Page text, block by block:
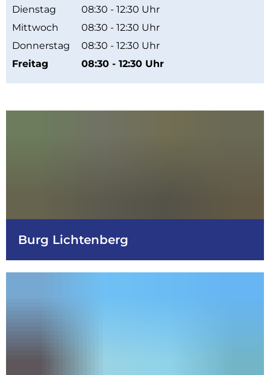
Von 08:30 bis 16:00 Uhr
Dienstag 08:30 - 12:30 Uhr
Von 08:30 bis 12:30 Uhr
Mittwoch 08:30 - 12:30 Uhr
Von 08:30 bis 12:30 Uhr
Donnerstag 08:30 - 12:30 Uhr
Von 08:30 bis 12:30 Uhr
Freitag 08:30 - 12:30 Uhr
Burg Lichtenberg